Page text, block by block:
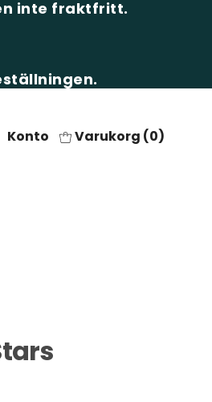
inte fraktfritt.
Konto Varukorg (0)